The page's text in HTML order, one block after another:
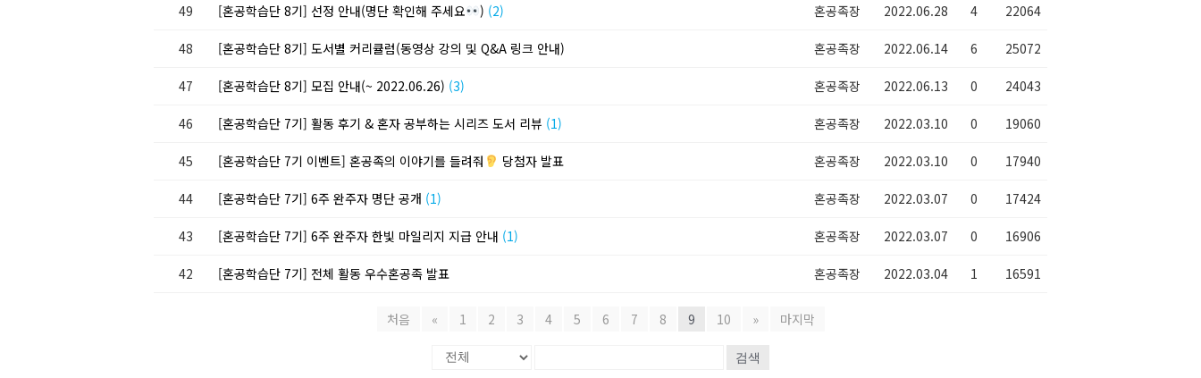
49 [혼공학습단 8기] 선정 안내(명단 확인해 주세요 ) (2) 혼공족장 2022.06.28 4 22064
48 [혼공학습단 8기] 도서별 커리큘럼(동영상 강의 및 Q&A 링크 안내) 혼공족장 2022.06.14 6 25072
47 [혼공학습단 8기] 모집 안내(~ 2022.06.26) (3) 혼공족장 2022.06.13 0 24043
46 [혼공학습단 7기] 활동 후기 & 혼자 공부하는 시리즈 도서 리뷰 (1) 혼공족장 2022.03.10 0 19060
45 [혼공학습단 7기 이벤트] 혼공족의 이야기를 들려줘 당첨자 발표 혼공족장 2022.03.10 0 17940
44 [혼공학습단 7기] 6주 완주자 명단 공개 (1) 혼공족장 2022.03.07 0 17424
43 [혼공학습단 7기] 6주 완주자 한빛 마일리지 지급 안내 (1) 혼공족장 2022.03.07 0 16906
42 [혼공학습단 7기] 전체 활동 우수혼공족 발표 혼공족장 2022.03.04 1 16591
처음 « 1 2 3 4 5 6 7 8 9 10 » 마지막
검색